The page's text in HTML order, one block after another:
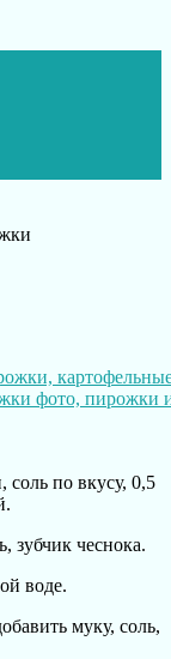
соль по вкусу, 0,5
зубчик чеснока.
воде.
муку, соль,